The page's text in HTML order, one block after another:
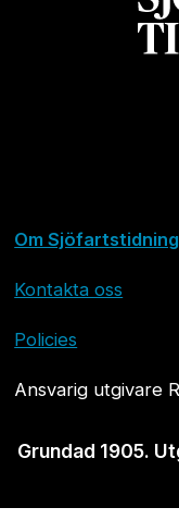
Om
Kontakta oss
Policies
Ansvarig utgivare
Grundad 1905.